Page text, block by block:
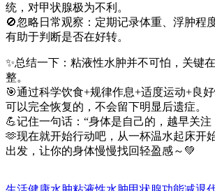
统，对甲状腺极为不利。
🚫忽略日常观察：定期记录体重、浮肿程
有助于判断是否在好转。
✨总结一下：粘液性水肿并不可怕，关键
整。
🎯通过科学饮食+规律作息+适度运动+良
可以完全恢复的，不会留下明显后遗症。
💪记住一句话：“身体是自己的，越早关注
🫶现在就开始行动吧，从一杯温水起床开
出发，让你的身体慢慢找回轻盈感～💚